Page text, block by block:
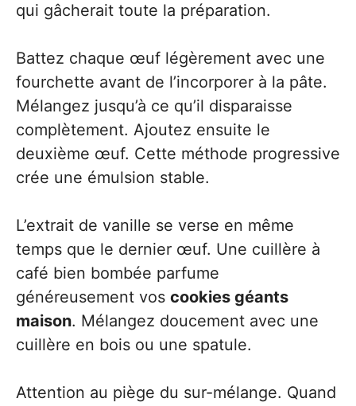
qui gâcherait toute la préparation.
Battez chaque œuf légèrement avec une
fourchette avant de l’incorporer à la pâte.
Mélangez jusqu’à ce qu’il disparaisse
complètement. Ajoutez ensuite le
deuxième œuf. Cette méthode progressive
crée une émulsion stable.
L’extrait de vanille se verse en même
temps que le dernier œuf. Une cuillère à
café bien bombée parfume
généreusement vos cookies géants
maison. Mélangez doucement avec une
cuillère en bois ou une spatule.
Attention au piège du sur-mélange. Quand